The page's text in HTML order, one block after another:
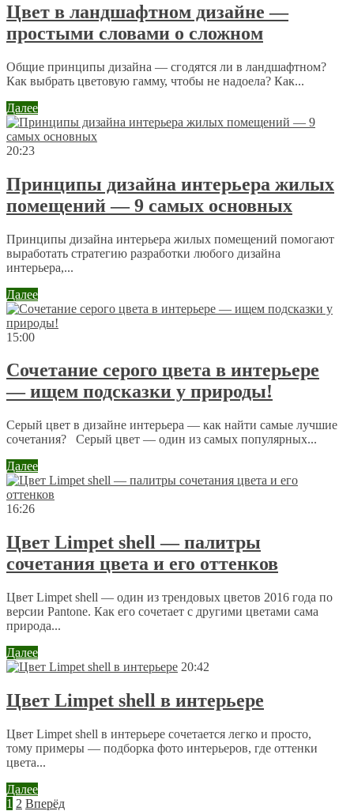
Цвет в ландшафтном дизайне —
простыми словами о сложном
Общие принципы дизайна — сгодятся ли в ландшафтном?
Как выбрать цветовую гамму, чтобы не надоела? Как...
Далее
20:23
Принципы дизайна интерьера жилых
помещений — 9 самых основных
Принципы дизайна интерьера жилых помещений помогают
выработать стратегию разработки любого дизайна
интерьера,...
Далее
15:00
Сочетание серого цвета в интерьере
— ищем подсказки у природы!
Серый цвет в дизайне интерьера — как найти самые лучшие
сочетания? Серый цвет — один из самых популярных...
Далее
16:26
Цвет Limpet shell — палитры
сочетания цвета и его оттенков
Цвет Limpet shell — один из трендовых цветов 2016 года по
версии Pantone. Как его сочетает с другими цветами сама
природа...
Далее
20:42
Цвет Limpet shell в интерьере
Цвет Limpet shell в интерьере сочетается легко и просто,
тому примеры — подборка фото интерьеров, где оттенки
цвета...
Далее
1 2 Вперёд